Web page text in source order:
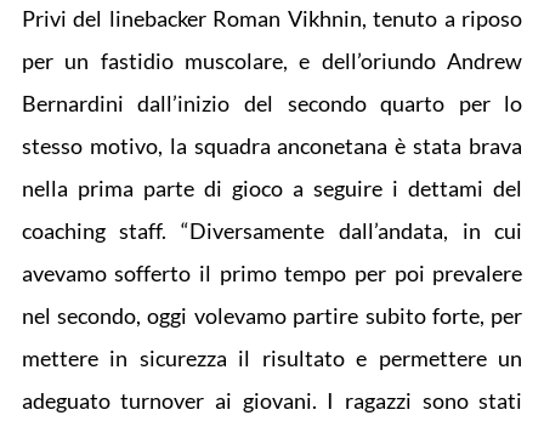
Privi del linebacker Roman Vikhnin, tenuto a riposo
per un fastidio muscolare, e dell’oriundo Andrew
Bernardini dall’inizio del secondo quarto per lo
stesso motivo, la squadra anconetana è stata brava
nella prima parte di gioco a seguire i dettami del
coaching staff. “Diversamente dall’andata, in cui
avevamo sofferto il primo tempo per poi prevalere
nel secondo, oggi volevamo partire subito forte, per
mettere in sicurezza il risultato e permettere un
adeguato turnover ai giovani. I ragazzi sono stati